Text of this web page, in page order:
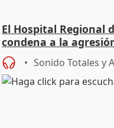
El Hospital Regional
condena a la
Urgencias
Sonido Totales y